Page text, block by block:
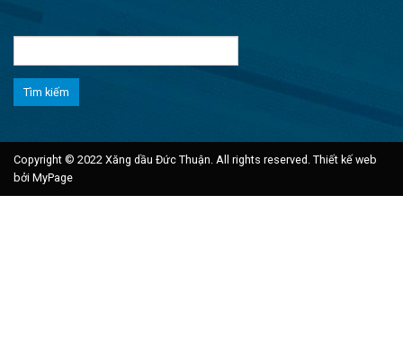
cho:
Copyright © 2022 Xăng dầu Đức Thuận. All rights reserved. Thiết kế web
bởi MyPage